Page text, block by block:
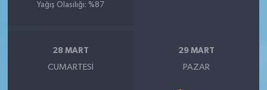
Yağış Olasılığı: %87
28 MART
CUMARTESI
29 MART
PAZAR